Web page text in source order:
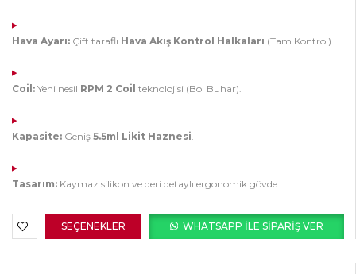
Hava Ayarı: Çift taraflı Hava Akış Kontrol Halkaları (Tam Kontrol).
Coil: Yeni nesil RPM 2 Coil teknolojisi (Bol Buhar).
Kapasite: Geniş 5.5ml Likit Haznesi
Tasarım: Kaymaz silikon ve deri detaylı ergonomik gövde.
SEÇENEKLER WHATSAPP ILE SIPARIŞ VER